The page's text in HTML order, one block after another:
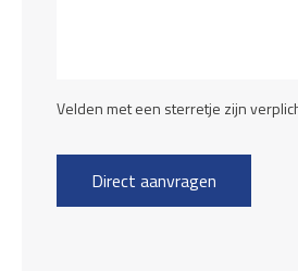
Velden met een sterretje zijn